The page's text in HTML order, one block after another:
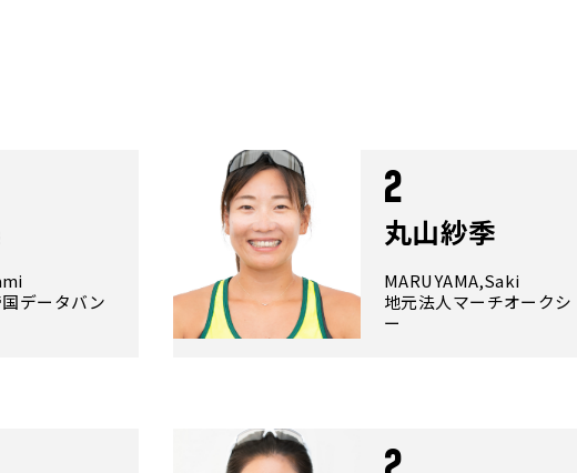
データバン
2
丸山紗季
MARUYAMA,Saki
地元法人マーチオークシ
ー